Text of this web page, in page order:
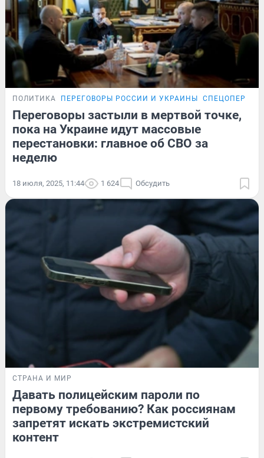
ПОЛИТИКА ПЕРЕГОВОРЫ РОССИИ И УКРАИНЫ
Переговоры застыли в мертвой точке,
пока на Украине идут массовые
перестановки: главное об СВО за
неделю
18 июля, 2025, 11:44 1 624 Обсудить
СТРАНА И МИР
Давать полицейским пароли по
первому требованию? Как россиянам
запретят искать экстремистский
контент